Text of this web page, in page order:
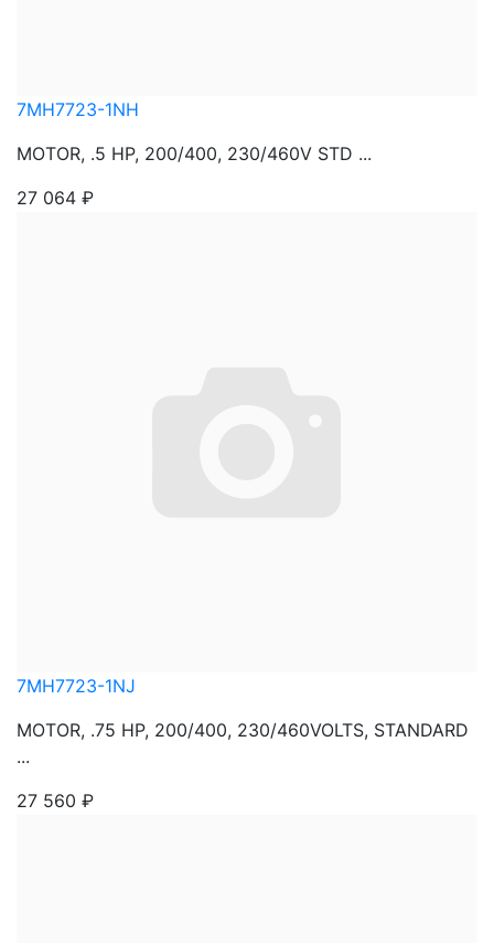
7MH7723-1NH
MOTOR, .5 HP, 200/400, 230/460V STD ...
27 064 ₽
7MH7723-1NJ
MOTOR, .75 HP, 200/400, 230/460VOLTS, STANDARD
...
27 560 ₽